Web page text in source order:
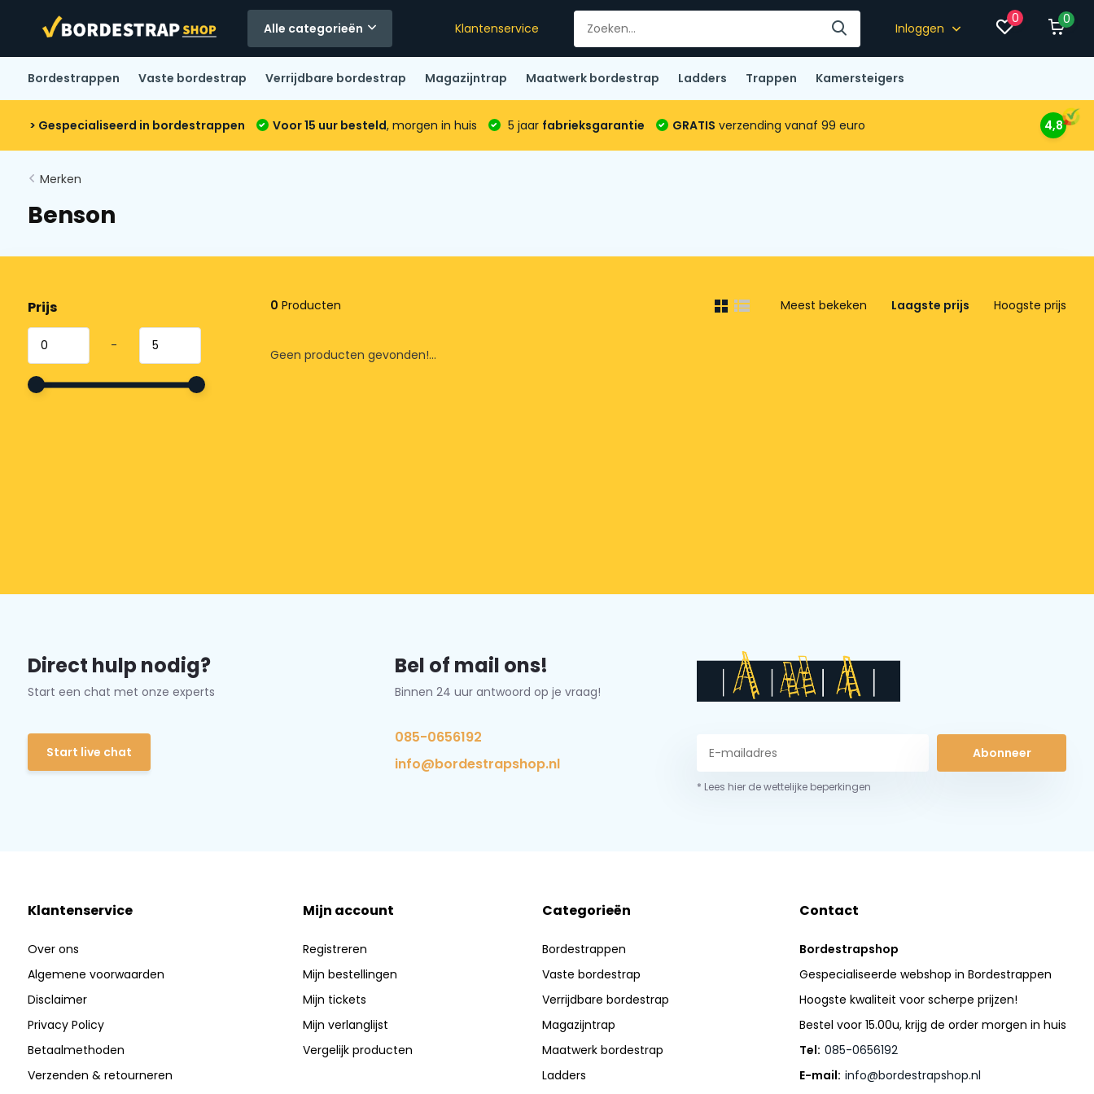
Alle categorieën Klantenservice Inloggen
0 0
Bordestrappen Vaste bordestrap Verrijdbare bordestrap Magazijntrap Maatwerk bordestrap Ladders Trappen Kamersteigers
> Gespecialiseerd in bordestrappen Voor 15 uur besteld, morgen in huis 5 jaar fabrieksgarantie GRATIS verzending vanaf 99 euro 4,8
Merken
Benson
Prijs
-
0 Producten Meest bekeken Laagste prijs Hoogste prijs
Geen producten gevonden!...
Direct hulp nodig?
Start een chat met onze experts
Start live chat
Bel of mail ons!
Binnen 24 uur antwoord op je vraag!
085-0656192
info@bordestrapshop.nl
Abonneer
* Lees hier de wettelijke beperkingen
Klantenservice
Over ons
Algemene voorwaarden
Disclaimer
Privacy Policy
Betaalmethoden
Verzenden & retourneren
Mijn account
Registreren
Mijn bestellingen
Mijn tickets
Mijn verlanglijst
Vergelijk producten
Categorieën
Bordestrappen
Vaste bordestrap
Verrijdbare bordestrap
Magazijntrap
Maatwerk bordestrap
Ladders
Contact
Bordestrapshop
Gespecialiseerde webshop in Bordestrappen
Hoogste kwaliteit voor scherpe prijzen!
Bestel voor 15.00u, krijg de order morgen in huis
Tel: 085-0656192
E-mail: info@bordestrapshop.nl